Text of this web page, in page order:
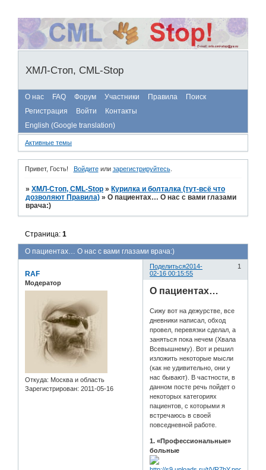
ХМЛ-Стоп, CML-Stop
О нас FAQ Форум Участники Правила
Поиск
Регистрация
Войти
Контакты
English (Google translation)
Активные темы
Привет, Гость! Войдитеили зарегистрируйтесь.
»ХМЛ-Стоп, CML-Stop » Курилка и болталка (тут-всё что
дозволяют Правила) »О пациентах… О нас с вами глазами
врача:)
О пациентах… О нас с вами глазами врача:)
Страница:1
Поделиться 1
2014-
02-16 00:15:55
RAF
Модератор
Откуда: Москва и область
Зарегистрирован: 2011-05-16
О пациентах…
Сижу вот на дежурстве, все
дневники написал, обход
провел, перевязки сделал, а
заняться пока нечем (Хвала
Всевышнему). Вот и решил
изложить некоторые мысли
(как не удивительно, они у
нас бывают). В частности, в
данном посте речь пойдет о
некоторых категориях
пациентов, с которыми я
встречаюсь в своей
повседневной работе.
1. «Профессиональные»
больные